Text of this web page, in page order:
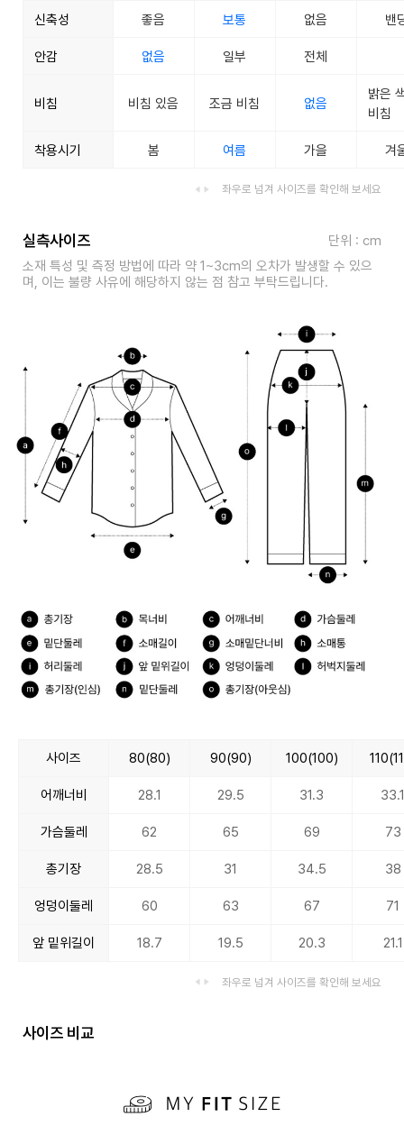
신축성 좋음 보통 없음 밴
안감 없음 일부 전체
비침 비침 있음 조금 비침 없음
밝은
비침
착용시기 봄 여름 가을 겨
좌우로 넘겨 사이즈를 확인해 보세요
실측사이즈
단위 : cm
소재 특성 및 측정 방법에 따라 약 1~3cm의 오차가 발생할 수 있으
며, 이는 불량 사유에 해당하지 않는 점 참고 부탁드립니다.
사이즈 80(80) 90(90) 100(100)
어깨너비 28.1 29.5 31.3
가슴둘레 62 65 69 73
총기장 28.5 31 34.5 38
엉덩이둘레 60 63 67 71
앞 밑위길이 18.7 19.5 20.3 21.1
좌우로 넘겨 사이즈를 확인해 보세요
사이즈 비교